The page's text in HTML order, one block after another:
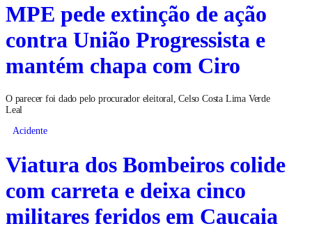
MPE pede extinção de ação
contra União Progressista e
mantém chapa com Ciro
O parecer foi dado pelo procurador eleitoral, Celso Costa Lima Verde
Leal
Acidente
Viatura dos Bombeiros colide
com carreta e deixa cinco
militares feridos em Caucaia